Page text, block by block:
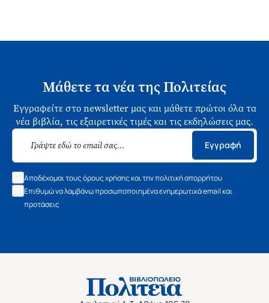
Μάθετε τα νέα της Πολιτείας
Εγγραφείτε στο newsletter μας και μάθετε πρώτοι όλα τα
νέα βιβλία, τις εξαιρετικές τιμές και τις εκδηλώσεις μας.
Εγγραφή
Αποδέχομαι τους όρους χρήσης και την πολιτική απορρήτου
Επιθυμώ να λαμβάνω προσωποποιημένα ενημερωτικά email και
προτάσεις